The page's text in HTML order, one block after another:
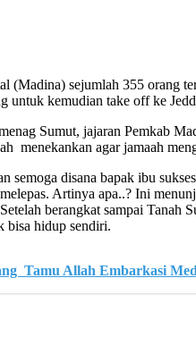
sejumlah 355 orang
kemudian take off ke
Sumut, jajaran Pemkab
menekankan agar jamaah
semoga disana bapak ibu
Artinya apa..? Ini
berangkat sampai
bisa hidup sendiri.
Tamu Allah Embarkasi